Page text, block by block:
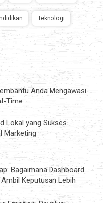
Teknologi
Anda Mengawasi
Time
Lokal yang Sukses
Marketing
Bagaimana Dashboard
Keputusan Lebih